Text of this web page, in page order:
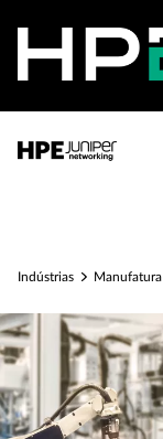
Indústrias Manufatura